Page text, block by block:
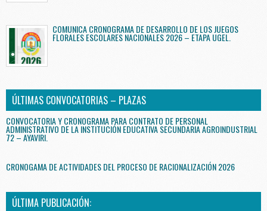
COMUNICA CRONOGRAMA DE DESARROLLO DE LOS JUEGOS
FLORALES ESCOLARES NACIONALES 2026 – ETAPA UGEL.
ÚLTIMAS CONVOCATORIAS – PLAZAS
CONVOCATORIA Y CRONOGRAMA PARA CONTRATO DE PERSONAL
ADMINISTRATIVO DE LA INSTITUCIÓN EDUCATIVA SECUNDARIA AGROINDUSTRIAL
72 – AYAVIRI.
CRONOGAMA DE ACTIVIDADES DEL PROCESO DE RACIONALIZACIÓN 2026
ÚLTIMA PUBLICACIÓN: